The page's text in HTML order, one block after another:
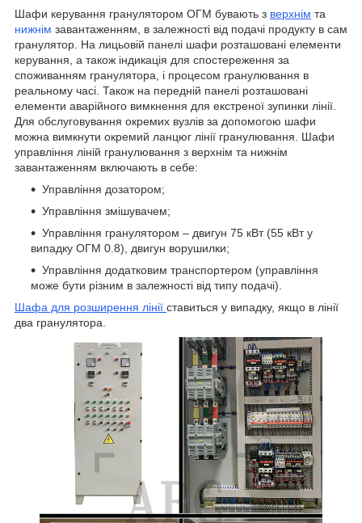
Шафи керування гранулятором ОГМ бувають з верхнім та
нижнім завантаженням, в залежності від подачі продукту в сам
гранулятор. На лицьовій панелі шафи розташовані елементи
керування, а також індикація для спостереження за
споживанням гранулятора, і процесом гранулювання в
реальному часі. Також на передній панелі розташовані
елементи аварійного вимкнення для екстреної зупинки лінії.
Для обслуговування окремих вузлів за допомогою шафи
можна вимкнути окремий ланцюг лінії гранулювання. Шафи
управління ліній гранулювання з верхнім та нижнім
завантаженням включають в себе:
Управління дозатором;
Управління змішувачем;
Управління гранулятором – двигун 75 кВт (55 кВт у
випадку ОГМ 0.8), двигун ворушилки;
Управління додатковим транспортером (управління
може бути різним в залежності від типу подачі).
Шафа для розширення лінії ставиться у випадку, якщо в лінії
два гранулятора.